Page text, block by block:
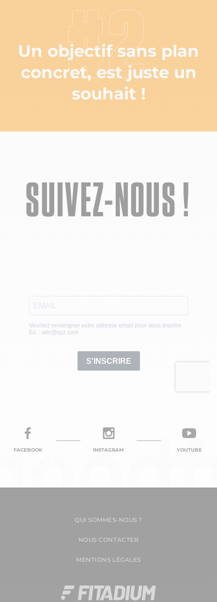
#2
Un objectif sans plan
concret, est juste un
souhait !
SUIVEZ-NOUS !
FACEBOOK INSTAGRAM YOUTUBE
QUI SOMMES-NOUS ?
NOUS CONTACTER
MENTIONS LÉGALES